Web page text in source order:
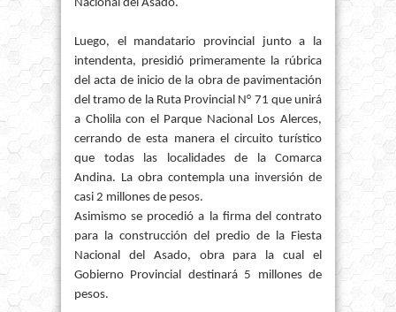
Nacional del Asado.
Luego, el mandatario provincial junto a la
intendenta, presidió primeramente la rúbrica
del acta de inicio de la obra de pavimentación
del tramo de la Ruta Provincial N° 71 que unirá
a Cholila con el Parque Nacional Los Alerces,
cerrando de esta manera el circuito turístico
que todas las localidades de la Comarca
Andina. La obra contempla una inversión de
casi 2 millones de pesos.
Asimismo se procedió a la firma del contrato
para la construcción del predio de la Fiesta
Nacional del Asado, obra para la cual el
Gobierno Provincial destinará 5 millones de
pesos.